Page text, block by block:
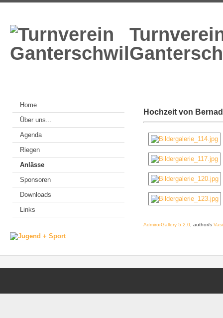
Home
Über uns...
Agenda
Riegen
Anlässe
Sponsoren
Downloads
Links
Hochzeit von
AdmirorGallery 5.2.0 , author/s